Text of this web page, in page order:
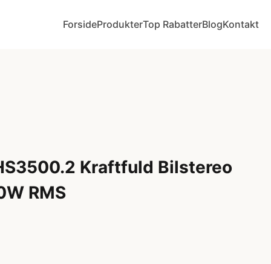
ForsideProdukterTop RabatterBlogKontakt
Kraftfuld Bilstereo
RMS